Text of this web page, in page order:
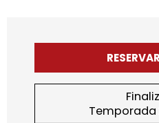
Temporada